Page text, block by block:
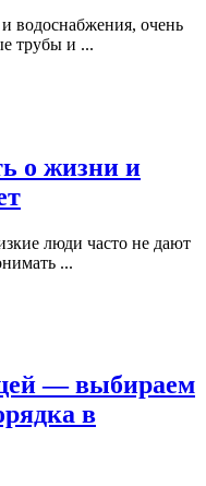
водоснабжения, очень
трубы и ...
о жизни и
люди часто не дают
...
— выбираем
в